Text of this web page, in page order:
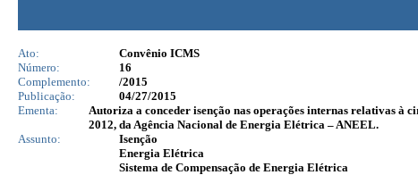
Ato:
Convênio ICMS
Número:
16
Complemento:
/2015
Publicação:
04/27/2015
Ementa:
Autoriza a conceder isenção nas operações internas relativas à
2012, da Agência Nacional de Energia Elétrica – ANEEL.
Assunto:
Isenção
Energia Elétrica
Sistema de Compensação de Energia Elétrica